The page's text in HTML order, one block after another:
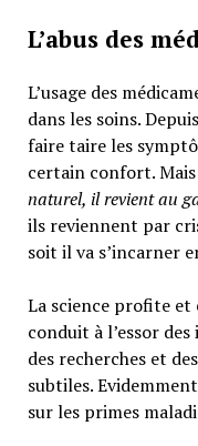
L’abus des
L’usage des
dans les soins.
faire taire les
certain confort. Mais
naturel, il revient au
ils reviennent par
soit il va s’incarner
La science profite
conduit à l’essor
des recherches et
subtiles.
sur les primes